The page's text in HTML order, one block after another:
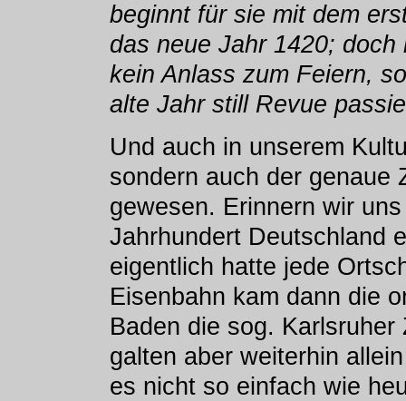
beginnt für sie mit dem
das neue Jahr 1420;
kein Anlass zum Feiern,
alte Jahr still Revue
Und auch in unserem
sondern auch der genaue
gewesen. Erinnern wir
Jahrhundert Deutschland
eigentlich hatte jede
Eisenbahn kam dann die
Baden die sog.
galten aber weiterhin
es nicht so einfach wie